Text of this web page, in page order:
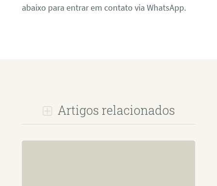
abaixo para entrar em contato via WhatsApp.
Artigos relacionados